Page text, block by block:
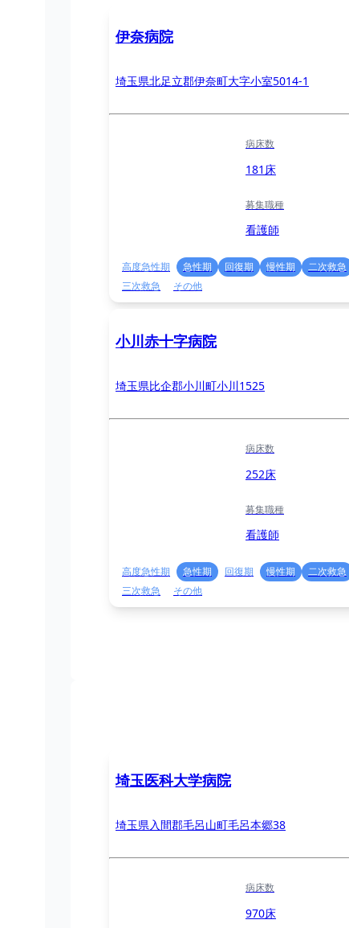
伊奈病院
埼玉県北足立郡伊奈町大字小室5014-1
病床数
181床
募集職種
看護師
高度急性期 急性期 回復期 慢性期
二次救急
三次救急
その他
小川赤十字病院
埼玉県比企郡小川町小川1525
病床数
252床
募集職種
看護師
高度急性期 急性期 回復期 慢性期
二次救急
三次救急
その他
埼玉医科大学病院
埼玉県入間郡毛呂山町毛呂本郷38
病床数
970床